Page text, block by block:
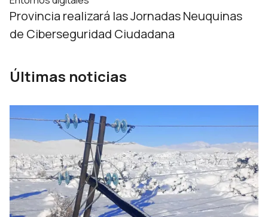
Provincia realizará las Jornadas Neuquinas
de Ciberseguridad Ciudadana
Últimas noticias